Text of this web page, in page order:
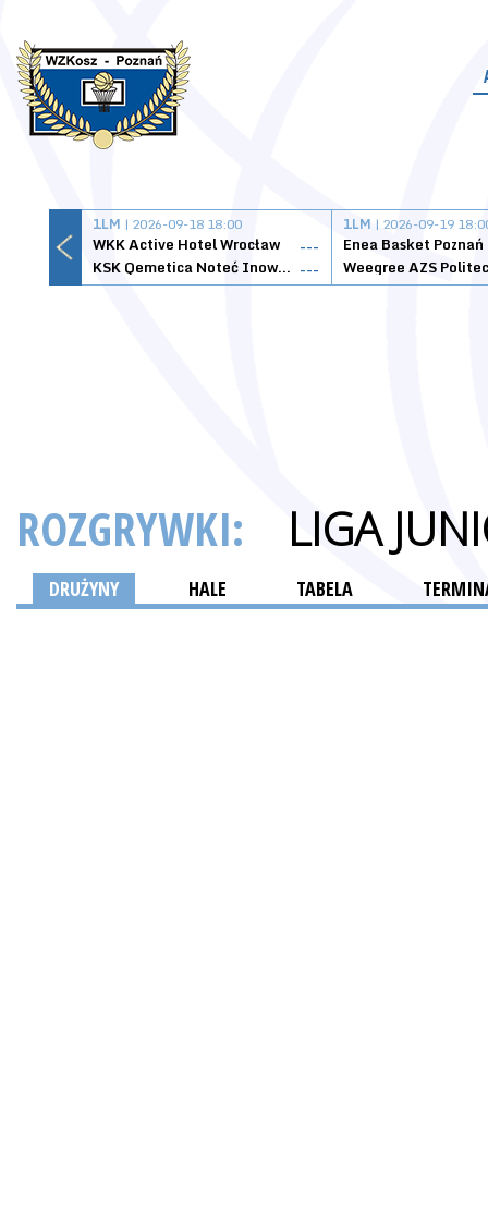
1LM | 2026-09-18 18:00
WKK Active Hotel Wrocław
---
KSK Qemetica Noteć Inowrocław ---
1LM | 2026-09-19
Enea Basket Poznań
ROZGRYWKI: LIGA
DRUŻYNY HALE TABELA